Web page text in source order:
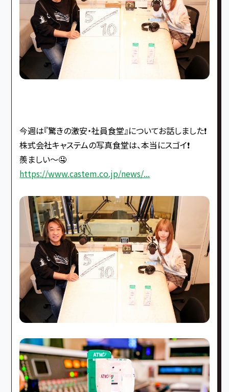
今週は『驚きの激安・社員食堂』についてお話しました❗️
株式会社キャステムの写真食堂は、本当にスゴイ❗️
羨ましい〜🤤
https://www.castem.co.jp/news/...